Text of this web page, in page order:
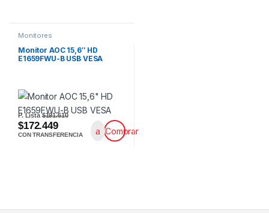
Monitores
Monitor AOC 15,6″ HD
E1659FWU-B USB VESA
P. Lista$191.610
$172.449
CON TRANSFERENCIA Comprar